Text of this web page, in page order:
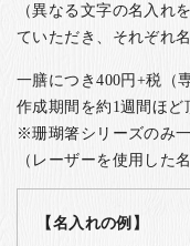
（異なる文字の名入れ
ていただき、それぞれ
一膳につき400円+税（
作成期間を約1週間ほど
※珊瑚箸シリーズのみ
（レーザーを使用した
【名入れの例】